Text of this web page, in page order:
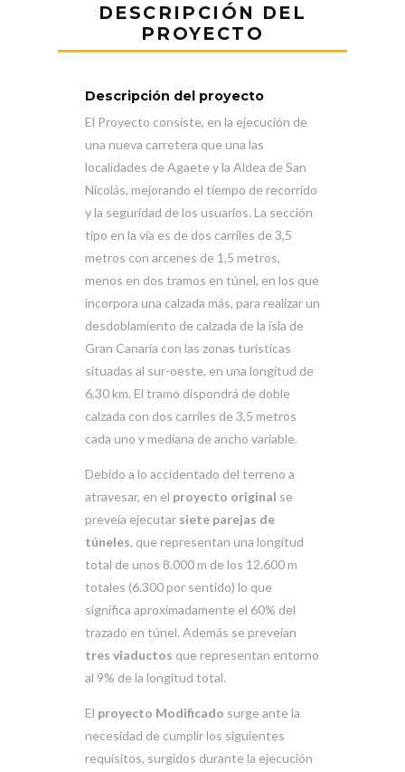
DESCRIPCIÓN DEL
PROYECTO
Descripción del proyecto
El Proyecto consiste, en la ejecución de
una nueva carretera que una las
localidades de Agaete y la Aldea de San
Nicolás, mejorando el tiempo de recorrido
y la seguridad de los usuarios. La sección
tipo en la vía es de dos carriles de 3,5
metros con arcenes de 1,5 metros,
menos en dos tramos en túnel, en los que
incorpora una calzada más, para realizar un
desdoblamiento de calzada de la isla de
Gran Canaria con las zonas turísticas
situadas al sur-oeste, en una longitud de
6,30 km. El tramo dispondrá de doble
calzada con dos carriles de 3,5 metros
cada uno y mediana de ancho variable.
Debido a lo accidentado del terreno a
atravesar, en el proyecto original se
preveía ejecutar siete parejas de
túneles, que representan una longitud
total de unos 8.000 m de los 12.600 m
totales (6.300 por sentido) lo que
significa aproximadamente el 60% del
trazado en túnel. Además se preveían
tres viaductos que representan entorno
al 9% de la longitud total.
El proyecto Modificado surge ante la
necesidad de cumplir los siguientes
requisitos, surgidos durante la ejecución